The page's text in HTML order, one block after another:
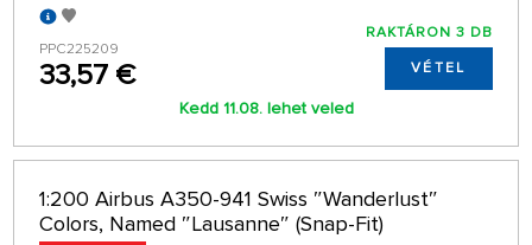
PPC225209
33,57 €
RAKTÁRON 3 DB
VÉTEL
Kedd 11.08. lehet veled
1:200 Airbus A350-941 Swiss ″Wanderlust″
Colors, Named ″Lausanne″ (Snap-Fit)